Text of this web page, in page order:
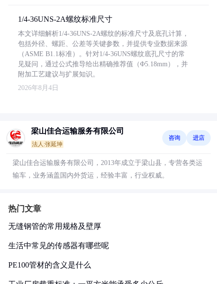
1/4-36UNS-2A螺纹标准尺寸
本文详细解析1/4-36UNS-2A螺纹的标准尺寸及底孔计算，
包括外径、螺距、公差等关键参数，并提供专业数据来源
（ASME B1.1标准）。针对1/4-36UNS螺纹底孔尺寸的常
见疑问，通过公式推导给出精确推荐值（Φ5.18mm），并
附加工艺建议与扩展知识。
2026年8月4日
梁山佳合运输服务有限公司
法人:张延坤
咨询 进店
梁山佳合运输服务有限公司，2013年成立于梁山县，专营各类运
输车，业务涵盖国内外货运，经验丰富，行业权威。
热门文章
无缝钢管的常用规格及壁厚
生活中常见的传感器有哪些呢
PE100管材的含义是什么